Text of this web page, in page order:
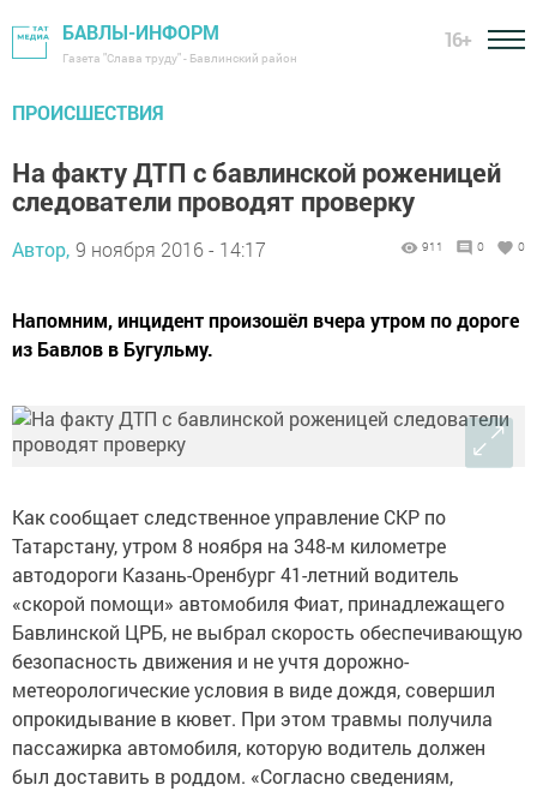
БАВЛЫ-ИНФОРМ
Газета "Слава труду" - Бавлинский район
16+
ПРОИСШЕСТВИЯ
На факту ДТП с бавлинской роженицей
следователи проводят проверку
Автор, 9 ноября 2016 - 14:17 911 0 0
Напомним, инцидент произошёл вчера утром по дороге
из Бавлов в Бугульму.
Как сообщает следственное управление СКР по
Татарстану, утром 8 ноября на 348-м километре
автодороги Казань-Оренбург 41-летний водитель
«скорой помощи» автомобиля Фиат, принадлежащего
Бавлинской ЦРБ, не выбрал скорость обеспечивающую
безопасность движения и не учтя дорожно-
метеорологические условия в виде дождя, совершил
опрокидывание в кювет. При этом травмы получила
пассажирка автомобиля, которую водитель должен
был доставить в роддом. «Согласно сведениям,